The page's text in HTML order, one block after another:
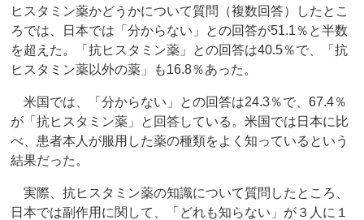
ヒスタミン薬かどうかについて質問（複数回答）したとこ
ろでは、日本では「分からない」との回答が51.1％と半数
を超えた。「抗ヒスタミン薬」との回答は40.5％で、「抗
ヒスタミン薬以外の薬」も16.8％あった。
米国では、「分からない」との回答は24.3％で、67.4％
が「抗ヒスタミン薬」と回答している。米国では日本に比
べ、患者本人が服用した薬の種類をよく知っているという
結果だった。
実際、抗ヒスタミン薬の知識について質問したところ、
日本では副作用に関して、「どれも知らない」が３人に１